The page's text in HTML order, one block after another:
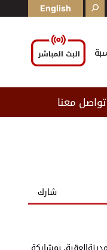
English
تواصل معنا
شارك
بمشاركة